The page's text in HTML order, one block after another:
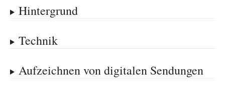
Hintergrund
Technik
Aufzeichnen von digitalen Sendungen